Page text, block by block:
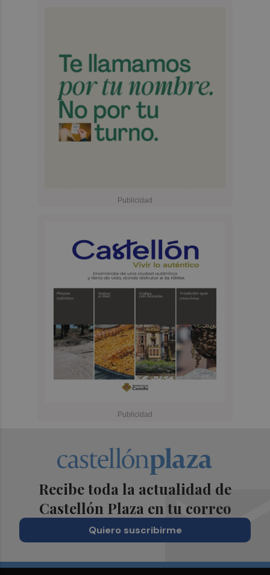
Recibe toda la actualidad de
Castellón Plaza en tu correo
Quiero suscribirme